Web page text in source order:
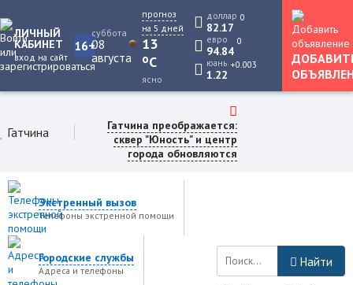
ЛИЧНЫЙ
КАБИНЕТ
вход на сайт
16+
суббота
08
августа
прогноз
на 5 дней
13
oC
ясно
доллар
82.17
0
евро
94.84
0
юань
1.22
+0.003
Гатчина
Гатчина преображается:
сквер "Юность" и центр
города обновляются
Экстренный вызов
Телефоны экстренной помощи
Городские службы
Адреса и телефоны
Найти